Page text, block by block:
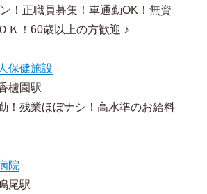
！正職員募集！車通勤OK！無資
Ｋ！60歳以上の方歓迎 ♪
保健施設
櫨園駅
！残業ほぼナシ！高水準のお給料
院
尾駅